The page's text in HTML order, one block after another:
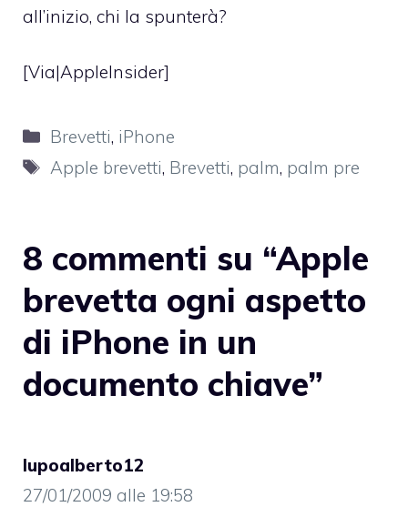
all’inizio, chi la spunterà?
[Via|AppleInsider]
Categorie
Brevetti, iPhone
Tag
Apple brevetti, Brevetti, palm, palm pre
8 commenti su “Apple
brevetta ogni aspetto
di iPhone in un
documento chiave”
lupoalberto12
27/01/2009 alle 19:58